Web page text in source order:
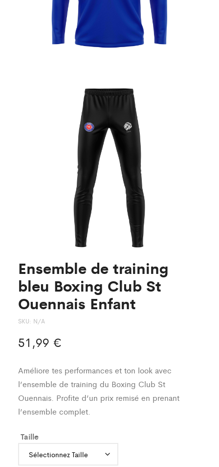
Ensemble de training
bleu Boxing Club St
Ouennais Enfant
SKU: N/A
51,99 €
Améliore tes performances et ton look avec
l’ensemble de training du Boxing Club St
Ouennais. Profite d’un prix remisé en prenant
l’ensemble complet.
Taille